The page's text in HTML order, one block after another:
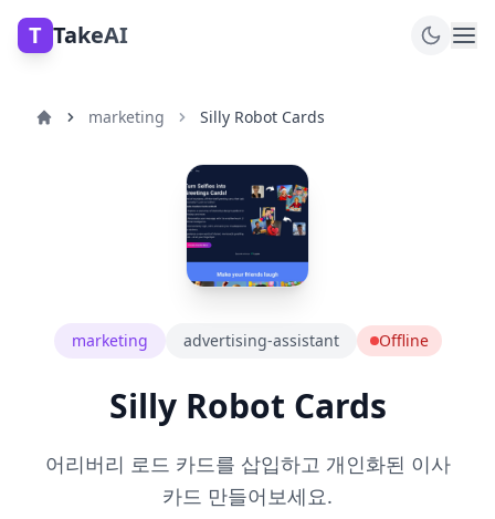
T TakeAI
marketing Silly Robot Cards
marketing advertising-assistant Offline
Silly Robot Cards
어리버리 로드 카드를 삽입하고 개인화된 이사
카드 만들어보세요.